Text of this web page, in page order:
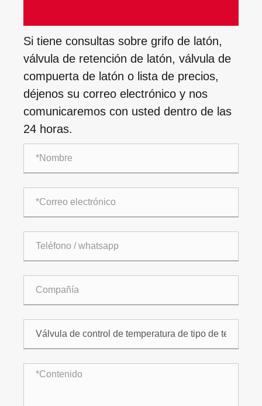
Si tiene consultas sobre grifo de latón,
válvula de retención de latón, válvula de
compuerta de latón o lista de precios,
déjenos su correo electrónico y nos
comunicaremos con usted dentro de las
24 horas.